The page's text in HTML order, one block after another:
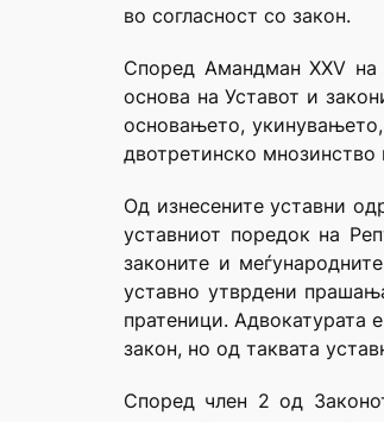
во согласност со закон.
Според Амандман XXV на
основа на Уставот и
основањето,
двотретинско мнозинство
Од изнесените уставни
уставниот поредок на
законите и
уставно утврдени
пратеници. Адвокатурата
закон, но од таквата
Според член 2 од